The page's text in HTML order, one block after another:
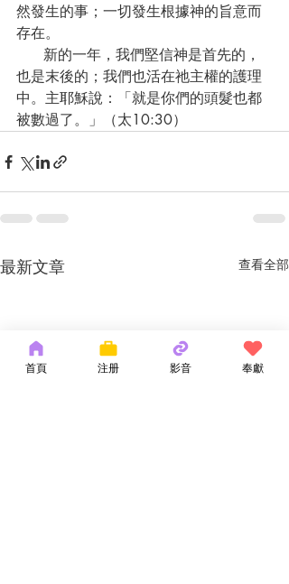
然發生的事；一切發生根據神的旨意而
存在。
也是末後的；我們也活在祂主權的護理
中。主耶穌說：「就是你們的頭髮也都
被數過了。」（太10:30）
最新文章 查看全部
首頁 注册 影音 奉獻